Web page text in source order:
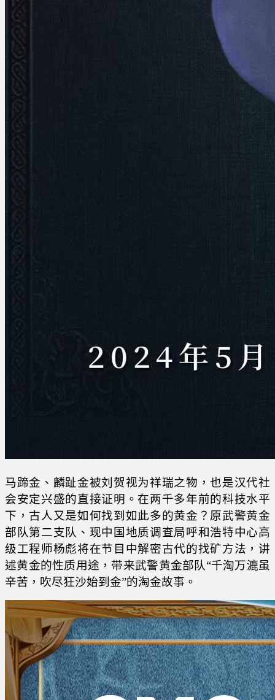
马蹄金、麟趾金被刘贺视为祥瑞之物，也是汉代社
会安定兴盛的直接证明。在两千多年前的科技水平
下，古人又是如何找到如此多的黄金？原武警黄金
部队第二支队、现中国地质调查局呼和浩特中心高
级工程师杨彪将在节目中解密古代的找矿方法，讲
述黄金的性质用途，带来武警黄金部队“千淘万漉虽
辛苦，吹尽狂沙始到金”的淘金故事。